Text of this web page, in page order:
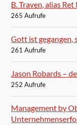
B. Traven, alias
265 Aufrufe
Gott ist gegangen,
261 Aufrufe
Jason Robards –
252 Aufrufe
Management by